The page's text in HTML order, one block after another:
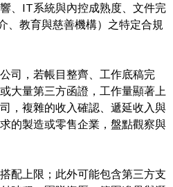
、IT系統與內控成熟度、文件完
、教育與慈善機構）之特定合規
司，若帳目整齊、工作底稿完
大量第三方函證，工作量顯著上
，複雜的收入確認、遞延收入與
的製造或零售企業，盤點觀察與
配上限；此外可能包含第三方支